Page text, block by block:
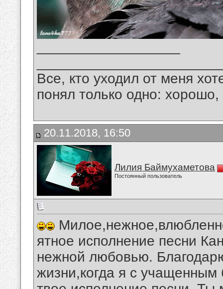
Все, кто уходил от меня
понял только одно:
20.11.2018, 16:50
Лилия Баймухаметова
Постоянный пользователь
ятное исполнение песни
нежной любовью.
жизни,когда я с